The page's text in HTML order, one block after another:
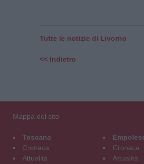
Tutte le notizie di Livorno
<< Indietro
Mappa del sito
Toscana
Cronaca
Attualità
Cronaca
Attualità